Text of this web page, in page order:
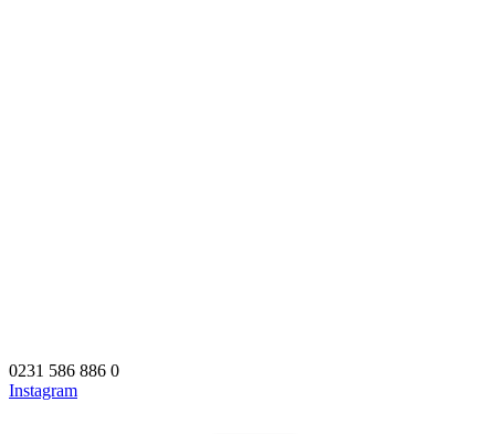
0231 586 886 0
Instagram